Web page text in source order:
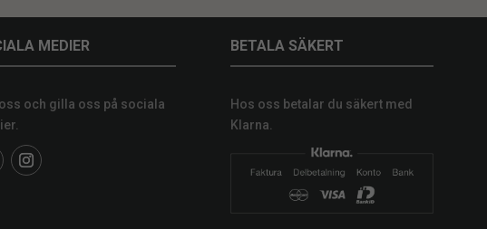
MEDIER
och gilla oss på sociala
BETALA SÄKERT
Hos oss betalar du säkert med
Klarna.